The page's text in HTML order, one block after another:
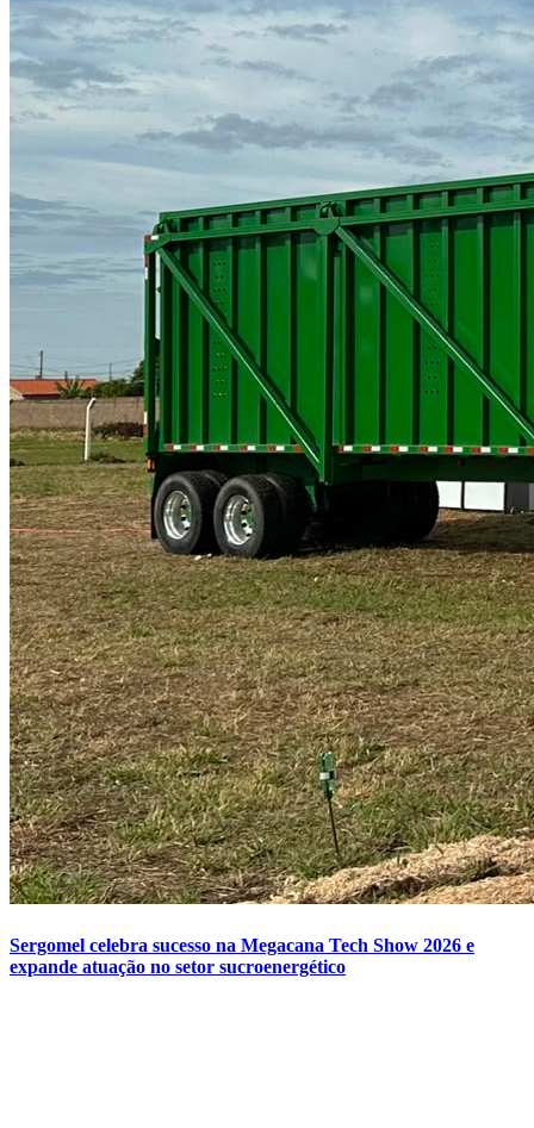
Sergomel celebra sucesso na Megacana Tech Show 2026 e
expande atuação no setor sucroenergético